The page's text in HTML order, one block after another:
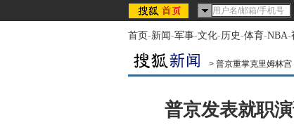
首页-新闻-军事-文化-历史-体育-NBA-
> 普京重掌克里姆林宫
普京发表就职